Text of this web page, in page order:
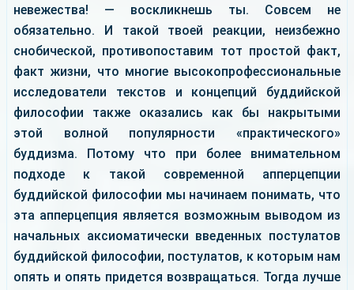
невежества! — воскликнешь ты. Совсем не
обязательно. И такой твоей реакции, неизбежно
снобической, противопоставим тот простой факт,
факт жизни, что многие высокопрофессиональные
исследователи текстов и концепций буддийской
философии также оказались как бы накрытыми
этой волной популярности «практического»
буддизма. Потому что при более внимательном
подходе к такой современной апперцепции
буддийской философии мы начинаем понимать, что
эта апперцепция является возможным выводом из
начальных аксиоматически введенных постулатов
буддийской философии, постулатов, к которым нам
опять и опять придется возвращаться. Тогда лучше